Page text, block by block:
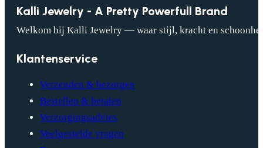
Kalli Jewelry - A Pretty Powerfull Brand
Welkom bij Kalli Jewelry — waar stijl, kracht en
Klantenservice
Verzenden & bezorgen
Bestellen & betalen
Verzorgingsadvies
Veelgestelde vragen